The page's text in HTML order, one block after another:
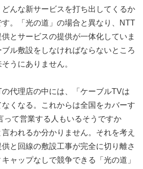
んな新サービスを打ち出してくるか
す。「光の道」の場合と異なり、NTT
とサービスの提供が一体化していま
ル敷設をしなければならないところ
うにありません。
代理店の中には、「ケーブルTVは
くなる。これからは全国をカバーす
って営業する人もいるそうですか
われるか分かりません。それを考え
と回線の敷設工事が完全に切り離さ
ャップなしで競争できる「光の道」